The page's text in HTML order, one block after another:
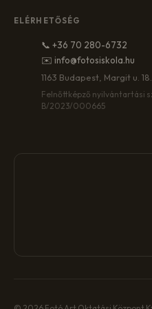
ELÉRHETŐSÉG
📞 +36 70 280-6732
✉️ info@fotosiskola.hu
1163 Budapest, Margit u. 18.
Felnőttképző nyilvántartási
B/2023/000665